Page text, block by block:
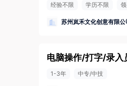
经验不限 学历不限
苏州岚禾文化创意有限公
电脑操作/打字/录入
1-3年 中专/中技